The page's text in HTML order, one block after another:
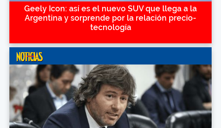
Geely Icon: así es el nuevo SUV que llega a la
Argentina y sorprende por la relación precio-
tecnología